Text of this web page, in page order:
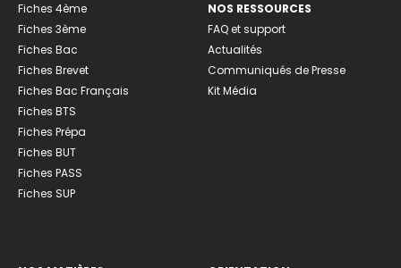
Fiches 4ème
Fiches 3ème
Fiches Bac
Fiches Brevet
Fiches Bac Français
Fiches BTS
Fiches Prépa
Fiches BUT
Fiches PASS
Fiches SUP
NOS RESSOURCES
FAQ et support
Actualités
Communiqués de Presse
Kit Média